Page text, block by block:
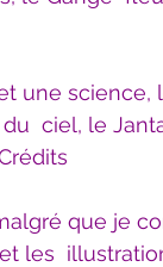
une science,
ciel, le
que je
les